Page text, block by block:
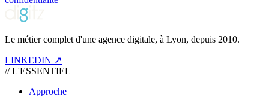
Le métier complet d'une agence digitale, à Lyon, depuis 2010.
LINKEDIN ↗
//L'ESSENTIEL
Approche